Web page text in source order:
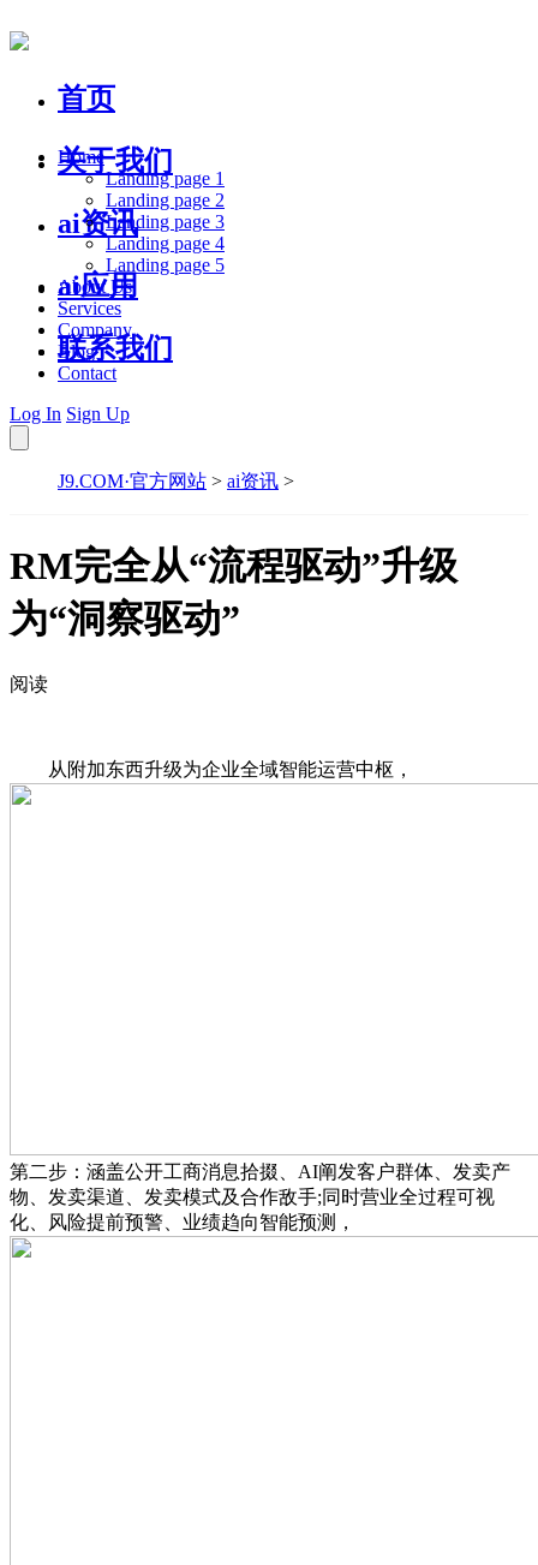
首页
关于我们
ai资讯
ai应用
联系我们
Home
Landing page 1
Landing page 2
Landing page 3
Landing page 4
Landing page 5
About Us
Services
Company
Blog
Contact
Log In Sign Up
J9.COM·官方网站 > ai资讯 >
RM完全从“流程驱动”升级
为“洞察驱动”
阅读
从附加东西升级为企业全域智能运营中枢，
第二步：涵盖公开工商消息拾掇、AI阐发客户群体、发卖产
物、发卖渠道、发卖模式及合作敌手;同时营业全过程可视
化、风险提前预警、业绩趋向智能预测，